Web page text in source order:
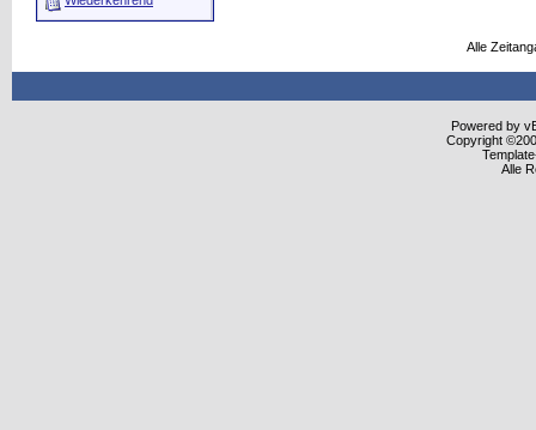
Alle
Powered by
Copyright
Alle